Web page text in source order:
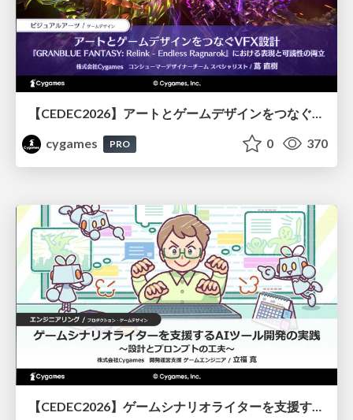
【CEDEC2026】アートとゲームデザインをつなぐVFX設計『GRANBLUE FANTASY: Relink - Endless Ragnarok』における表現と可読性の両立
cygames
PRO 0 370
【CEDEC2026】ゲームシナリオライターを支援するAIツール開発の実践 ― 設計とプロンプトの工夫 ―